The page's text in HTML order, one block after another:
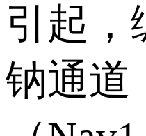
引起，
钠通道